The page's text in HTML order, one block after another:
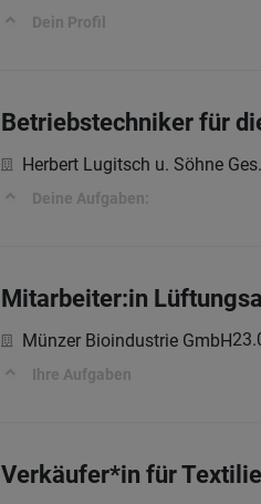
Dein Profil
Betriebstechniker für
Herbert Lugitsch u. Söhne
Deine Aufgaben:
Mitarbeiter:in
Münzer Bioindustrie GmbH
Ihre Aufgaben
Verkäufer*in für